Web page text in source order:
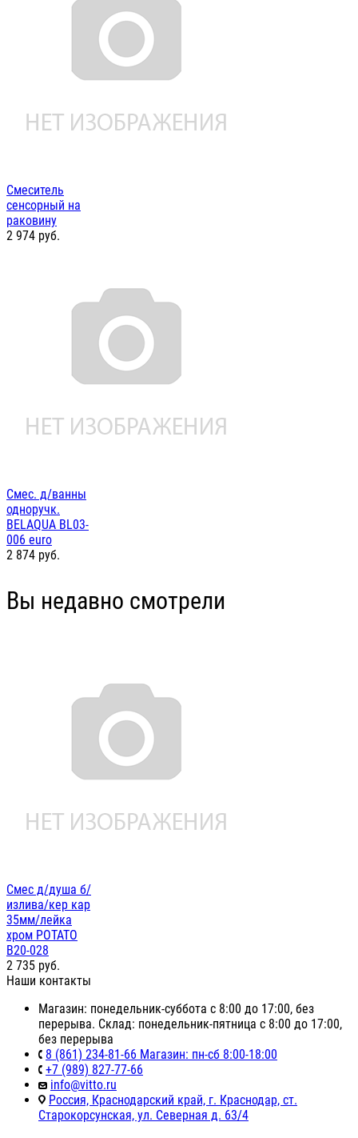
Смеситель
сенсорный на
раковину
2 974 руб.
Смес. д/ванны
одноручк.
BELAQUA BL03-
006 euro
2 874 руб.
Вы недавно смотрели
Смес д/душа б/
излива/кер кар
35мм/лейка
хром POTATO
B20-028
2 735 руб.
Наши контакты
Магазин: понедельник-суббота с 8:00 до 17:00, без
перерыва. Склад: понедельник-пятница с 8:00 до 17:00,
без перерыва
8 (861) 234-81-66 Магазин: пн-сб 8:00-18:00
+7 (989) 827-77-66
info@vitto.ru
Россия, Краснодарский край, г. Краснодар, ст.
Старокорсунская, ул. Северная д. 63/4